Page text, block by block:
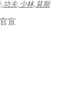
功夫,少林,莫斯